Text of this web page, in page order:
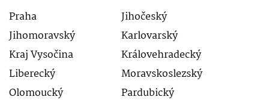
Praha
Jihočeský
Jihomoravský
Karlovarský
Kraj Vysočina
Královehradecký
Liberecký
Moravskoslezský
Olomoucký
Pardubický